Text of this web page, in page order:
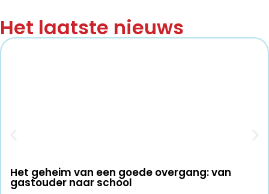
Het laatste nieuws
Het geheim van een goede overgang: van
gastouder naar school